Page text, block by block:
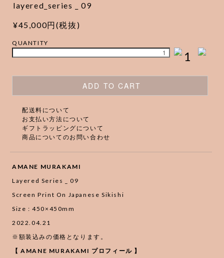
layered_series _ 09
¥45,000円(税抜)
QUANTITY
1
ADD TO CART
配送料について
お支払い方法について
ギフトラッピングについて
商品についてのお問い合わせ
AMANE MURAKAMI
Layered Series _ 09
Screen Print On Japanese Sikishi
Size : 450×450mm
2022.04.21
※額装込みの価格となります。
【 AMANE MURAKAMI プロフィール 】